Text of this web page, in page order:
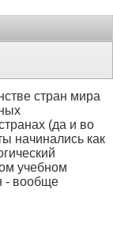
стран мира
(да и во
начинались как
учебном
- вообще